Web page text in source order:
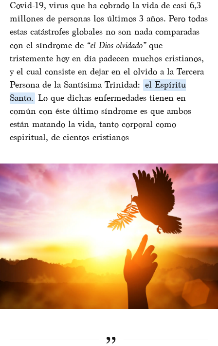
Covid-19, virus que ha cobrado la vida de casi 6,3
millones de personas los últimos 3 años. Pero todas
estas catástrofes globales no son nada comparadas
con el síndrome de “el Dios olvidado”que
tristemente hoy en día padecen muchos cristianos,
y el cual consiste en dejar en el olvido a la Tercera
Persona de la Santísima Trinidad: el Espíritu
Santo. Lo que dichas enfermedades tienen en
común con éste último síndrome es que ambos
están matando la vida, tanto corporal como
espiritual, de cientos cristianos